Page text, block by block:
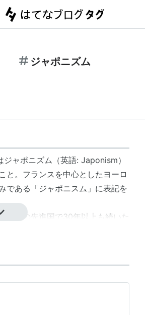
ジャポニズム
ャポニズム（英語: Japonism）
と。フランスを中心としたヨーロ
である「ジャポニスム」に表記を
全ての先進国で30年以上も続いた
国博覧会（国際博覧会）へ出品